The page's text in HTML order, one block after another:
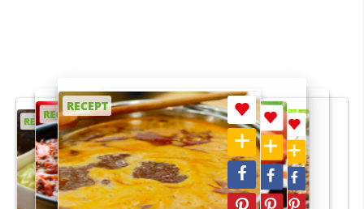
RECEPT
RECEPT
RECEPT
RECEPT
RECEPT